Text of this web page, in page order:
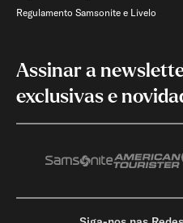
Regulamento Samsonite e Livelo
Assinar a
exclusivas e